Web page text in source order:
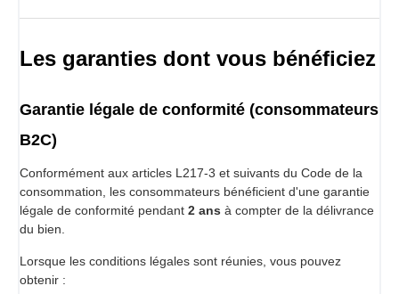
Les garanties dont vous bénéficiez
Garantie légale de conformité (consommateurs
B2C)
Conformément aux articles L217-3 et suivants du Code de la
consommation, les consommateurs bénéficient d'une garantie
légale de conformité pendant 2 ans à compter de la délivrance
du bien.
Lorsque les conditions légales sont réunies, vous pouvez
obtenir :